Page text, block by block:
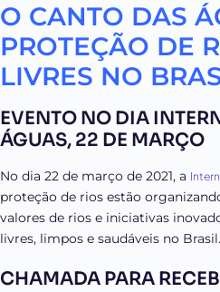
O CANTO DAS
PROTEÇÃO DE
LIVRES NO
EVENTO NO DIA
ÁGUAS, 22 DE MARÇO
No dia 22 de março de 2021, a
proteção de rios estão
valores de rios e iniciativas
livres, limpos e saudáveis no Brasil.
CHAMADA PARA